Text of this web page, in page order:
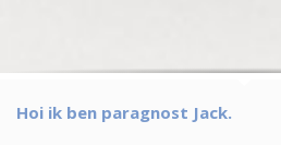
Hoi ik ben paragnost Jack.